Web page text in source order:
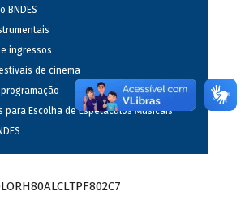
BNDES
ingressos
de cinema
para Escolha de Espetáculos Musicais